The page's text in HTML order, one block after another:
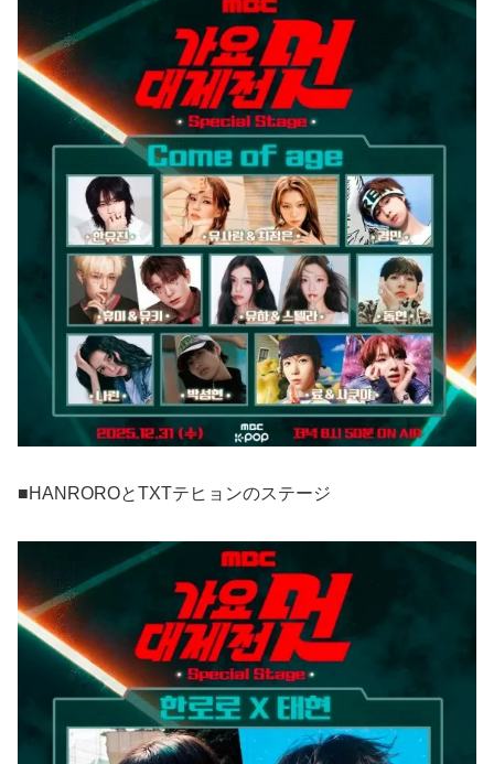
■HANROROとTXTテヒョンのステージ